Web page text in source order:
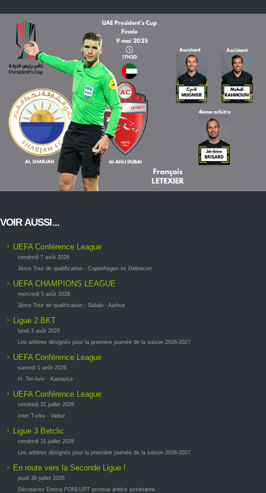
VOIR AUSSI...
UEFA Conférence League
vendredi 7 août 2026
3ème Tour de qualification - Copenhagen vs Debrecen
UEFA CHAMPIONS LEAGUE
mercredi 5 août 2026
3ème Tour de qualification : Sabah - Aarhus
Ligue 2 BKT
lundi 3 août 2026
Les arbitres désignés pour la première journée de la saison 2026-2027
UEFA Conférence League
samedi 1 août 2026
H. Tel-Aviv - Katowice
UEFA Conférence League
vendredi 31 juillet 2026
Inter Turku - Vaduz
Ligue 3 Betclic
vendredi 31 juillet 2026
Les arbitres désignés pour la première journée de la saison 2026-2027
En route vers la Seconde Ligue !
jeudi 30 juillet 2026
Découvrez Emma FONLUPT promue arbitre assistante